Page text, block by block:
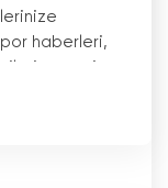
haberleri,